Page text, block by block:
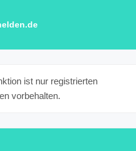
ist nur registrierten
vorbehalten.